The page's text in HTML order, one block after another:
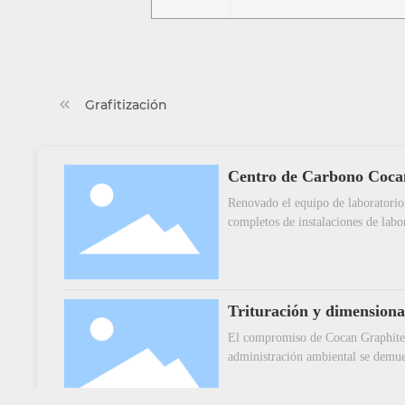
Grafitización
Centro de Carbono
Renovado el equipo de
completos de instalaciones de
pero podemos asegurarle que
salientes se prueban
calidad total a fin de garantizar un
Trituración y
El compromiso de Cocan
administración ambiental se